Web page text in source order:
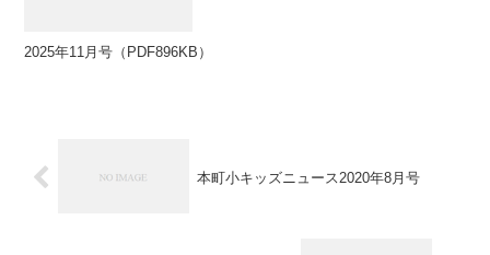
2025年11月号（PDF896KB）
本町小キッズニュース2020年8月号